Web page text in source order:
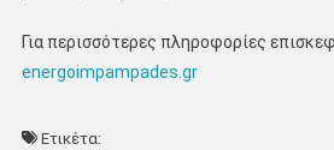
Για περισσότερες πληροφορίες
energoimpampades.gr
Ετικέτα: